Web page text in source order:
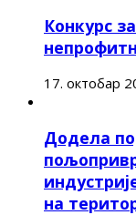
Конкурс
17. октобар
Додела
на